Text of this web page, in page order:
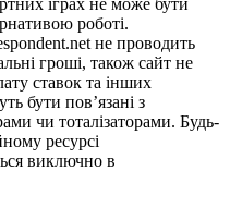
роботі.
не проводить
гроші, також сайт не
ставок та інших
бути пов’язані з
чи тоталізаторами. Будь-
ресурсі
виключно в